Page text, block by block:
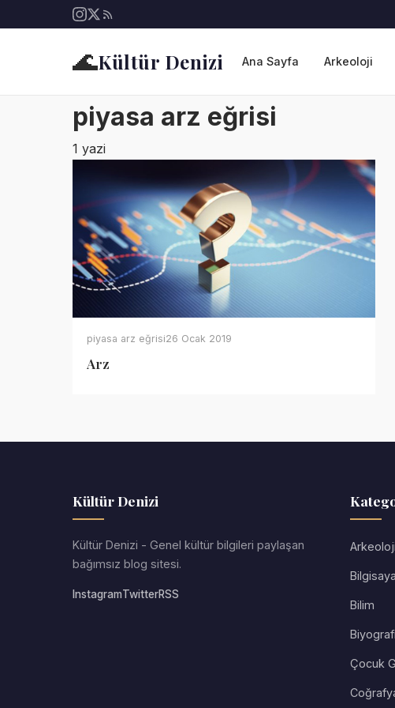
🌊Kültür Denizi Ana Sayfa Arkeoloji
piyasa arz eğrisi
1 yazi
piyasa arz eğrisi26 Ocak 2019
Arz
Kültür Denizi
Kültür Denizi - Genel kültür bilgileri paylaşan
bağımsız blog sitesi.
InstagramTwitterRSS
Arkeoloji
Bilim
Çocuk